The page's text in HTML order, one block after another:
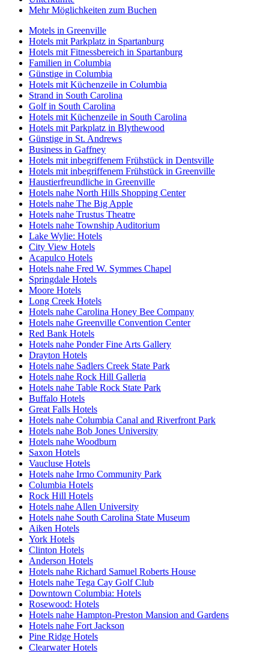
Mehr Möglichkeiten zum Buchen
Motels in Greenville
Hotels mit Parkplatz in Spartanburg
Hotels mit Fitnessbereich in Spartanburg
Familien in Columbia
Günstige in Columbia
Hotels mit Küchenzeile in Columbia
Strand in South Carolina
Golf in South Carolina
Hotels mit Küchenzeile in South Carolina
Hotels mit Parkplatz in Blythewood
Günstige in St. Andrews
Business in Gaffney
Hotels mit inbegriffenem Frühstück in Dentsville
Hotels mit inbegriffenem Frühstück in Greenville
Haustierfreundliche in Greenville
Hotels nahe North Hills Shopping Center
Hotels nahe The Big Apple
Hotels nahe Trustus Theatre
Hotels nahe Township Auditorium
Lake Wylie: Hotels
City View Hotels
Acapulco Hotels
Hotels nahe Fred W. Symmes Chapel
Springdale Hotels
Moore Hotels
Long Creek Hotels
Hotels nahe Carolina Honey Bee Company
Hotels nahe Greenville Convention Center
Red Bank Hotels
Hotels nahe Ponder Fine Arts Gallery
Drayton Hotels
Hotels nahe Sadlers Creek State Park
Hotels nahe Rock Hill Galleria
Hotels nahe Table Rock State Park
Buffalo Hotels
Great Falls Hotels
Hotels nahe Columbia Canal and Riverfront Park
Hotels nahe Bob Jones University
Hotels nahe Woodburn
Saxon Hotels
Vaucluse Hotels
Hotels nahe Irmo Community Park
Columbia Hotels
Rock Hill Hotels
Hotels nahe Allen University
Hotels nahe South Carolina State Museum
Aiken Hotels
York Hotels
Clinton Hotels
Anderson Hotels
Hotels nahe Richard Samuel Roberts House
Hotels nahe Tega Cay Golf Club
Downtown Columbia: Hotels
Rosewood: Hotels
Hotels nahe Hampton-Preston Mansion and Gardens
Hotels nahe Fort Jackson
Pine Ridge Hotels
Clearwater Hotels